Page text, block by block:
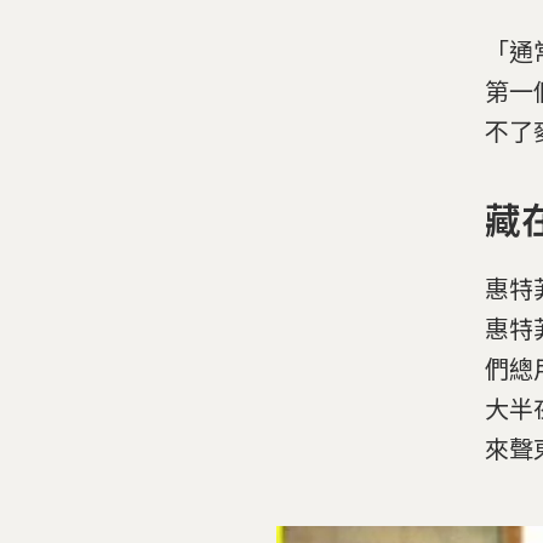
「
第一
不了
藏
惠特
惠特
們總
大半
來聲